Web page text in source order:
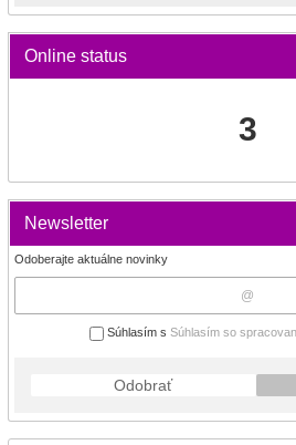
Online status
3
Newsletter
Odoberajte aktuálne novinky
Súhlasím s Súhlasím so
Odobrať